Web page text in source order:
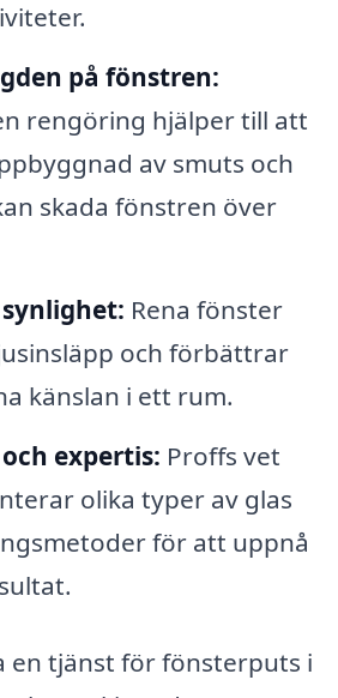
på fönstren:
rengöring hjälper till att
av smuts och
skada fönstren över
Rena fönster
och förbättrar
känslan i ett rum.
expertis: Proffs vet
olika typer av glas
för att uppnå
en tjänst för fönsterputs i